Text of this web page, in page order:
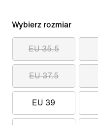
Wybierz rozmiar
EU 35.5
EU 37.5
EU 39